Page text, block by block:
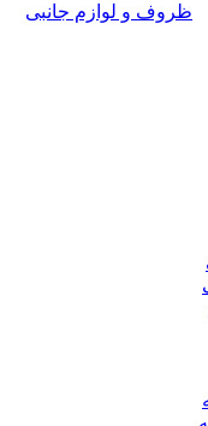
ظروف و لوازم جانبی